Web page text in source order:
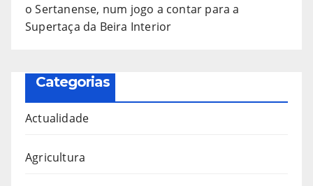
o Sertanense, num jogo a contar para a
Supertaça da Beira Interior
Categorias
Actualidade
Agricultura